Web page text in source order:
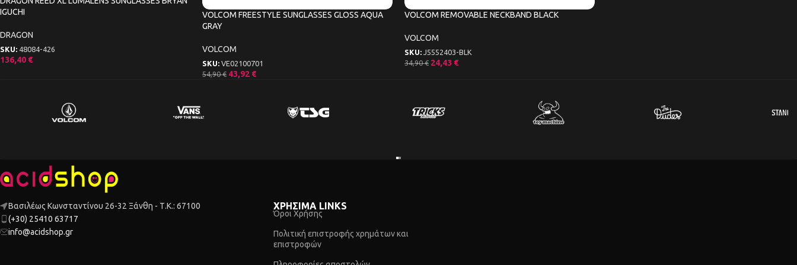
IGUCHI
DRAGON
SKU: 48084-426
136,40 €
VOLCOM FREESTYLE SUNGLASSES GLOSS AQUA
GRAY
VOLCOM
SKU: VE02100701
54,90€ 43,92 €
VOLCOM REMOVABLE NECKBAND BLACK
VOLCOM
SKU: J5552403-BLK
34,90€ 24,43 €
Βασιλέως Κωνσταντίνου 26-32 Ξάνθη - Τ.Κ.: 67100
(+30) 25410 63717
info@acidshop.gr
ΧΡΗΣΙΜΑ LINKS
Όροι Χρήσης
Πολιτική επιστροφής χρημάτων και
επιστροφών